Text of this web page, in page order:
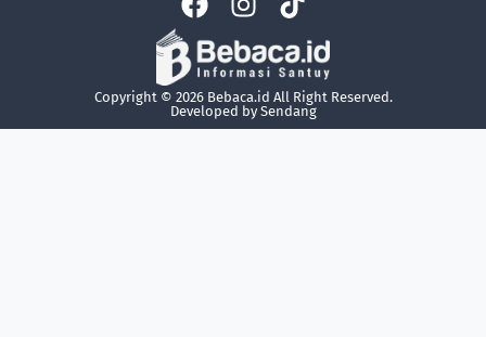
Copyright © 2026 Bebaca.id All Right Reserved.
Developed by Sendang